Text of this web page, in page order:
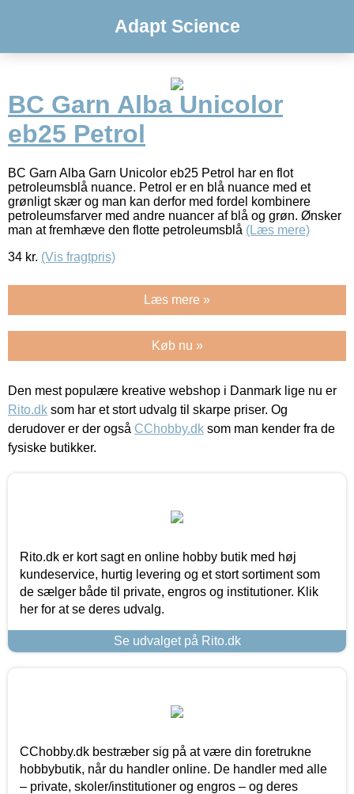
Adapt Science
BC Garn Alba Unicolor
eb25 Petrol
BC Garn Alba Garn Unicolor eb25 Petrol har en flot
petroleumsblå nuance. Petrol er en blå nuance med et
grønligt skær og man kan derfor med fordel kombinere
petroleumsfarver med andre nuancer af blå og grøn. Ønsker
man at fremhæve den flotte petroleumsblå (Læs mere)
34 kr. (Vis fragtpris)
Læs mere »
Køb nu »
Den mest populære kreative webshop i Danmark lige nu er
Rito.dk som har et stort udvalg til skarpe priser. Og
derudover er der også CChobby.dk som man kender fra de
fysiske butikker.
Rito.dk er kort sagt en online hobby butik med høj
kundeservice, hurtig levering og et stort sortiment som
de sælger både til private, engros og institutioner. Klik
her for at se deres udvalg.
Se udvalget på Rito.dk
CChobby.dk bestræber sig på at være din foretrukne
hobbybutik, når du handler online. De handler med alle
– private, skoler/institutioner og engros – og deres